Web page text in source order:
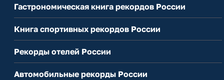
Гастрономическая книга рекордов России
Книга спортивных рекордов России
Рекорды отелей России
Автомобильные рекорды России